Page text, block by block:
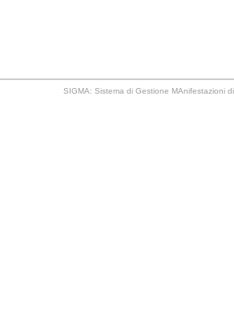
SIGMA: Sistema di Gestione MAnifestazioni